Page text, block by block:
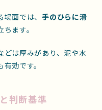
場面では、手のひらに滑
ます。
どは厚みがあり、泥や水
効です。
判断基準